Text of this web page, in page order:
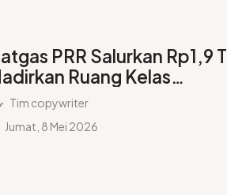
PRR Salurkan Rp1,9 T
Ruang Kelas
di Wilayah
Tim copywriter
Jumat, 8 Mei 2026